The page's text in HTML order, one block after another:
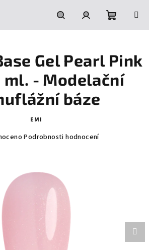
HledatPřihlášeníNákupní
košík
Gel Pearl Pink
ml. - Modelační
báze
EMI
Podrobnosti hodnocení